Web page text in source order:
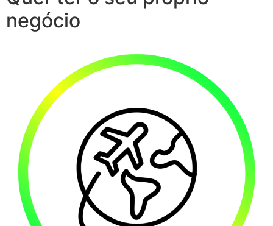
negócio